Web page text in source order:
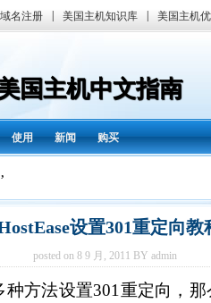
域名注册 美国主机知识库 美国主机
国主机中文指南
使用 新闻 购买
设置301重定向教
posted on 8 9 月, 2011 BY admin
种方法设置301 重定向，那